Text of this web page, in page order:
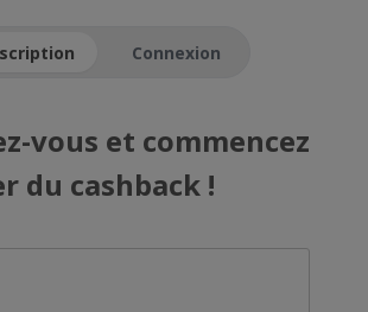
Connexion
vous et commencez
du cashback !